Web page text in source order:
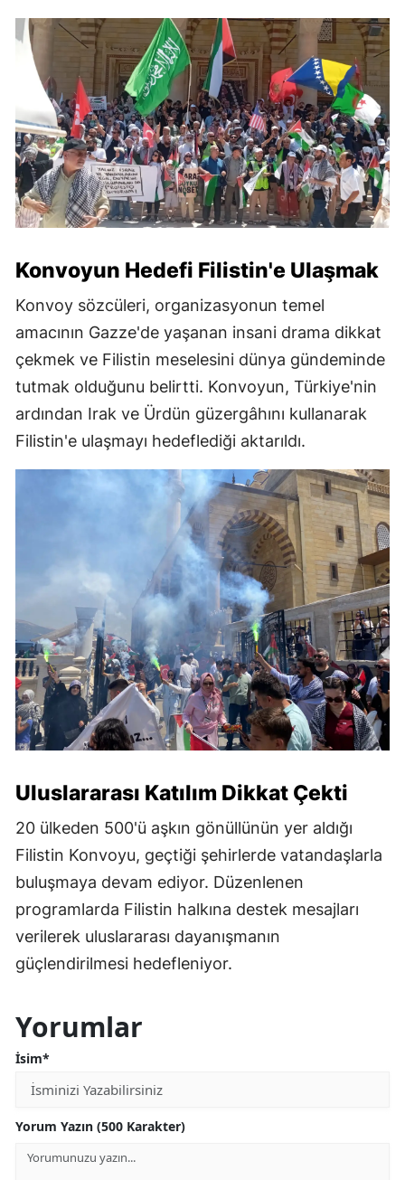
Konvoyun Hedefi Filistin'e Ulaşmak
Konvoy sözcüleri, organizasyonun temel
amacının Gazze'de yaşanan insani drama dikkat
çekmek ve Filistin meselesini dünya gündeminde
tutmak olduğunu belirtti. Konvoyun, Türkiye'nin
ardından Irak ve Ürdün güzergâhını kullanarak
Filistin'e ulaşmayı hedeflediği aktarıldı.
Uluslararası Katılım Dikkat Çekti
20 ülkeden 500'ü aşkın gönüllünün yer aldığı
Filistin Konvoyu, geçtiği şehirlerde vatandaşlarla
buluşmaya devam ediyor. Düzenlenen
programlarda Filistin halkına destek mesajları
verilerek uluslararası dayanışmanın
güçlendirilmesi hedefleniyor.
Yorumlar
İsim*
Yorum Yazın (500 Karakter)